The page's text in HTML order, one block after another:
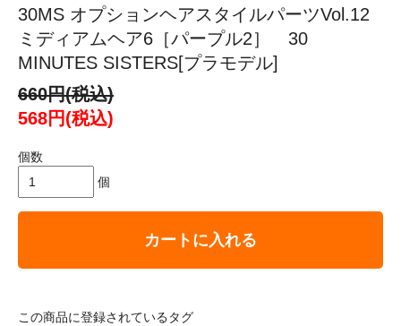
30MS オプションヘアスタイルパーツVol.12
ミディアムヘア6［パープル2］ 30
MINUTES SISTERS[プラモデル]
660円(税込)
568円(税込)
個数
個
カートに入れる
この商品に登録されているタグ